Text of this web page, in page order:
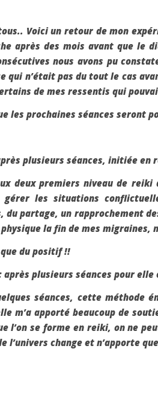
Voici un retour de mon
après des mois avant que le
nous avons pu
qui n’était pas du tout le cas
de mes ressentis qui
les prochaines séances seront
plusieurs séances, initiée en
deux premiers niveau de reiki
gérer les situations
du partage, un rapprochement
la fin de mes migraines,
du positif !!
après plusieurs séances pour elle
séances, cette méthode
m’a apporté beaucoup de
l’on se forme en reiki, on ne
l’univers change et n’apporte